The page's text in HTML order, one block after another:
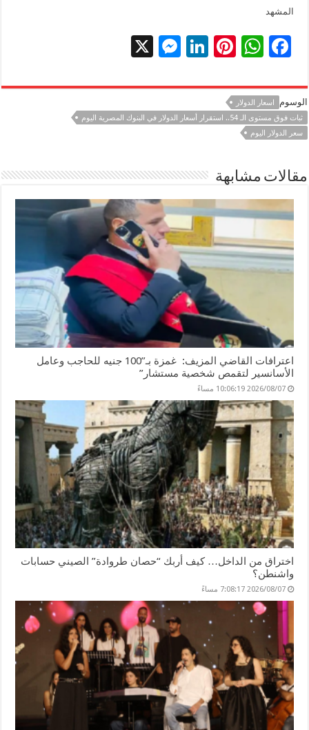
المشهد
F
e
b
o
k
W
at
sA
p
Pi
er
es
Li
k
e
M
se
n
الوسوم
اسعار الدولار
ثبات فوق مستوى الـ 54.. استقرار أسعار الدولار في البنوك المصرية اليوم
سعر الدولار اليوم
مقالات مشابهة
اعترافات القاضي المزيف: غمزة بـ”100 جنيه للحاجب وعامل
الأسانسير لتقمص شخصية مستشار”
2026/08/07 10:06:19 مساءً
اختراق من الداخل… كيف أربك “حصان طروادة” الصيني حسابات
واشنطن؟
2026/08/07 7:08:17 مساءً